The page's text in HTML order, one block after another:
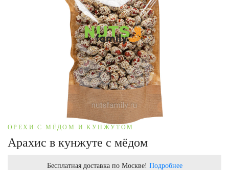
ОРЕХИ С МЁДОМ И КУНЖУТОМ
Арахис в кунжуте с мёдом
Бесплатная доставка по Москве! Подробнее